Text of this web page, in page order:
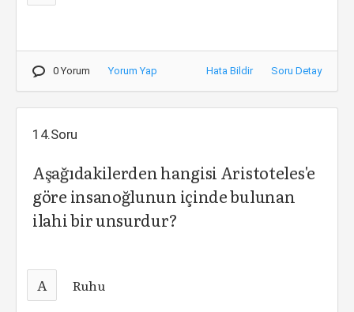
0 Yorum Yorum Yap Hata Bildir Soru Detay
14.Soru
Aşağıdakilerden hangisi Aristoteles'e
göre insanoğlunun içinde bulunan
ilahi bir unsurdur?
A Ruhu